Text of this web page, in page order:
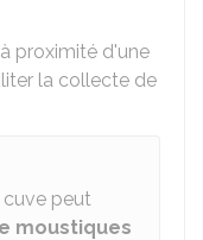
proximité d'une
la collecte de
cuve peut
moustiques